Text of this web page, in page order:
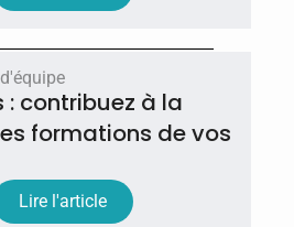
: contribuez à la
formations de vos
Lire l'article